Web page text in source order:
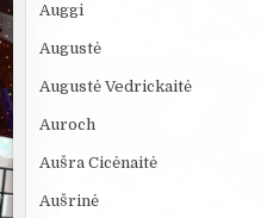
Auggi
Augustė
Augustė Vedrickaitė
Auroch
Aušra Cicėnaitė
Aušrinė